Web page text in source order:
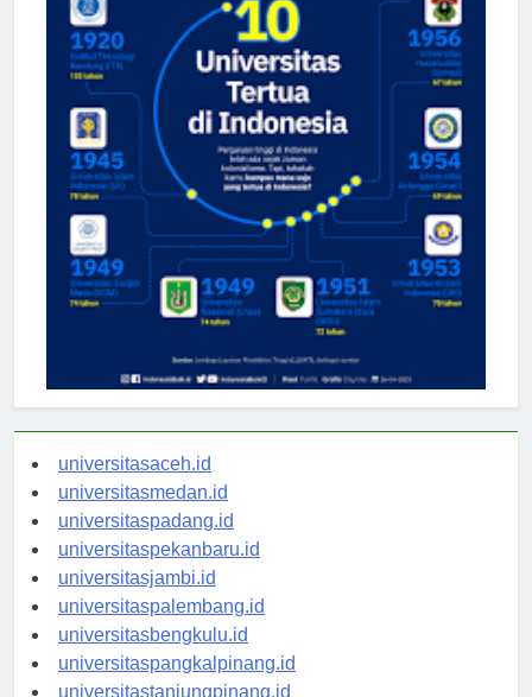
universitasaceh.id
universitasmedan.id
universitaspadang.id
universitaspekanbaru.id
universitasjambi.id
universitaspalembang.id
universitasbengkulu.id
universitaspangkalpinang.id